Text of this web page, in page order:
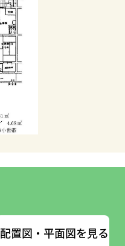
配置図・平面図を見る